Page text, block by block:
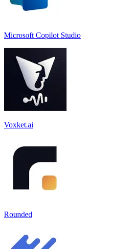
Microsoft Copilot Studio
Voxket.ai
Rounded